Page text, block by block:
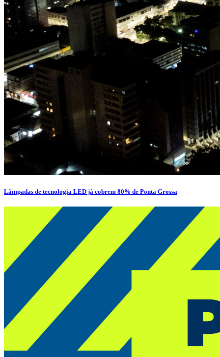
Lâmpadas de tecnologia LED já cobrem 80% de Ponta Grossa